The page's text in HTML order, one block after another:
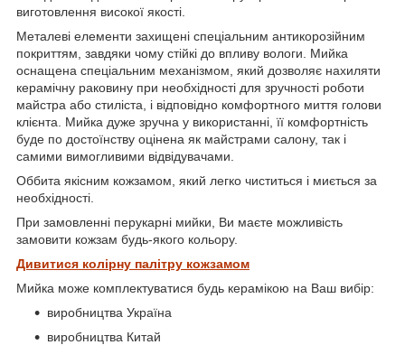
виготовлення високої якості.
Металеві елементи захищені спеціальним антикорозійним
покриттям, завдяки чому стійкі до впливу вологи. Мийка
оснащена спеціальним механізмом, який дозволяє нахиляти
керамічну раковину при необхідності для зручності роботи
майстра або стиліста, і відповідно комфортного миття голови
клієнта. Мийка дуже зручна у використанні, її комфортність
буде по достоїнству оцінена як майстрами салону, так і
самими вимогливими відвідувачами.
Оббита якісним кожзамом, який легко чиститься і миється за
необхідності.
При замовленні перукарні мийки, Ви маєте можливість
замовити кожзам будь-якого кольору.
Дивитися колірну палітру кожзамом
Мийка може комплектуватися будь керамікою на Ваш вибір:
виробництва Україна
виробництва Китай